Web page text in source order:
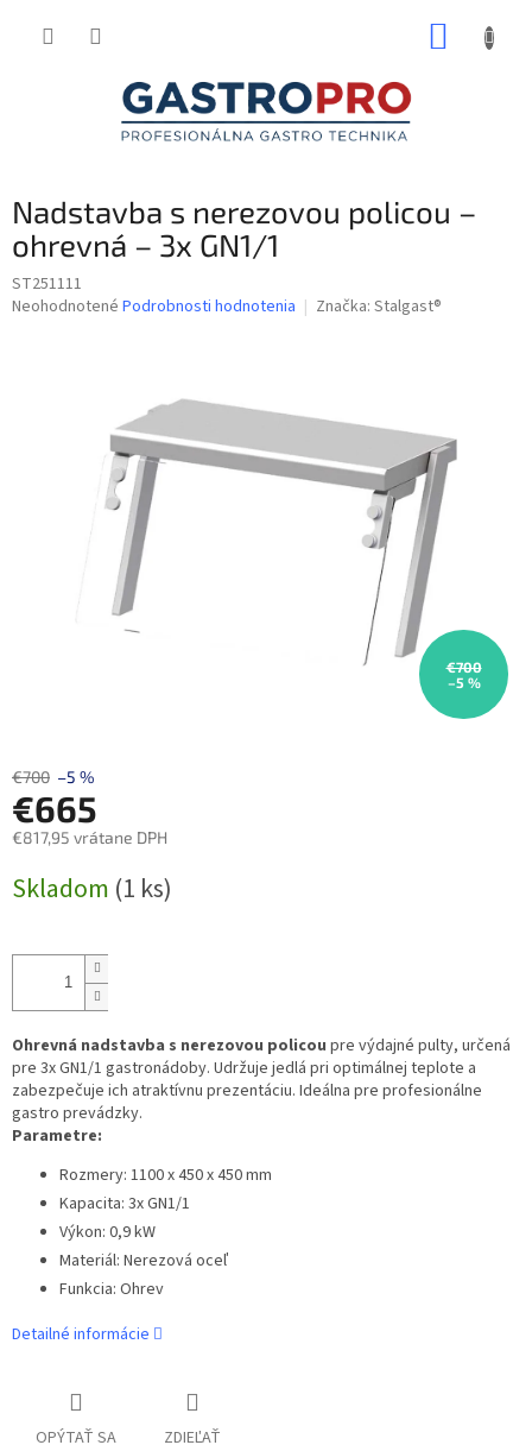
Nadstavba s nerezovou policou –
ohrevná – 3x GN1/1
ST251111
Priemerné
Neohodnotené Podrobnosti hodnotenia Značka: Stalgast®
€700
–5 %
€700 –5 %
€665
€817,95 vrátane DPH
cena:
Skladom (1 ks)
Ohrevná nadstavba s nerezovou policou pre výdajné pulty, určená
pre 3x GN1/1 gastronádoby. Udržuje jedlá pri optimálnej teplote a
zabezpečuje ich atraktívnu prezentáciu. Ideálna pre profesionálne
gastro prevádzky.
Parametre:
Rozmery: 1100 x 450 x 450 mm
Kapacita: 3x GN1/1
Výkon: 0,9 kW
Materiál: Nerezová oceľ
Funkcia: Ohrev
Detailné informácie
OPÝTAŤ SA ZDIEĽAŤ